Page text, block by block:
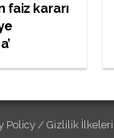
faiz kararı
Policy / Gizlilik İlkeleri